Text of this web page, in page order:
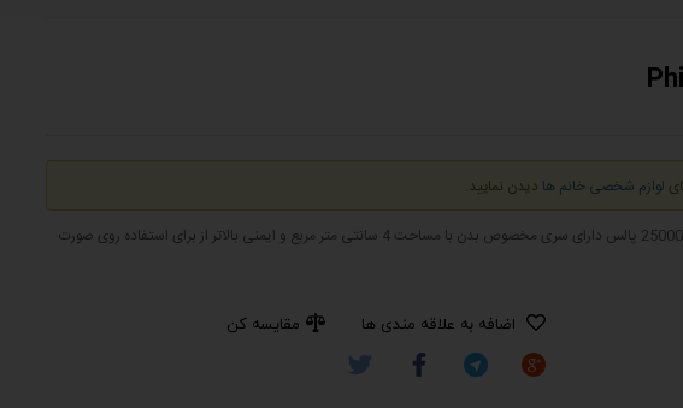
لوازم شخصی خانم ها دیدن نمایید.
اضافه به علاقه مندی ها مقایسه کن